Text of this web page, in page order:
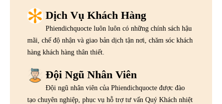
Dịch Vụ Khách Hàng
Phiendichquocte luôn luôn có những chính sách hậu
mãi, chế độ nhận và giao bản dịch tận nơi, chăm sóc khách
hàng khách hàng thân thiết.
Đội Ngũ Nhân Viên
Đội ngũ nhân viên của Phiendichquocte được đào
tạo chuyên nghiệp, phục vụ hỗ trợ tư vấn Quý Khách nhiệt